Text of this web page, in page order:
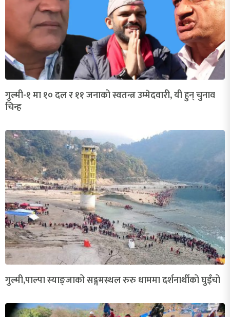
गुल्मी-१ मा १० दल र ११ जनाको स्वतन्त्र उम्मेदवारी, यी हुन् चुनाव
चिन्ह
गुल्मी,पाल्पा स्याङ्जाको सङ्गमस्थल रुरु धाममा दर्शनार्थीको घुइँचो